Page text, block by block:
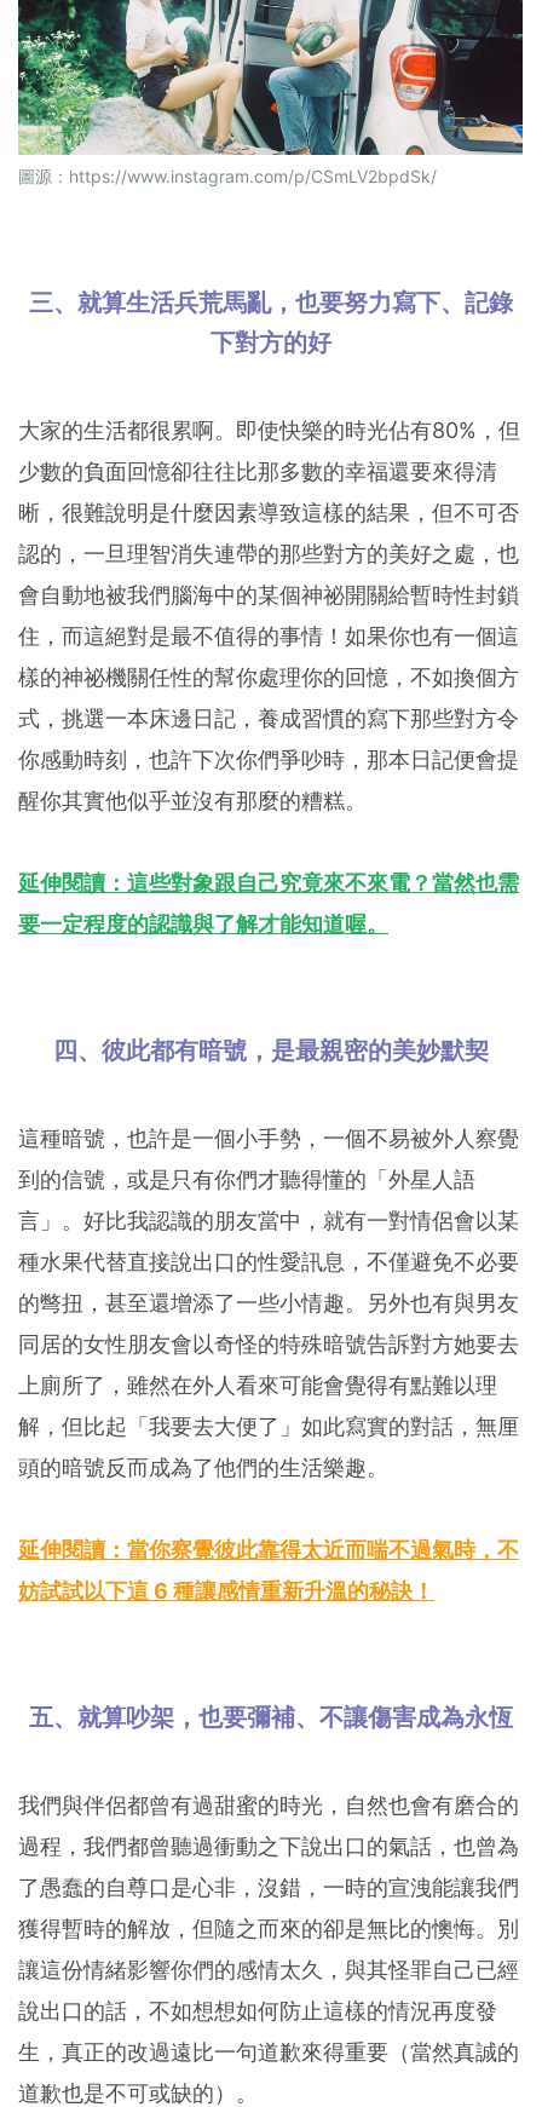
圖源： https://www.instagram.com/p/CSmLV2bpdSk/
三、就算生活兵荒馬亂，也要努力寫下、記錄
下對方的好
大家的生活都很累啊。即使快樂的時光佔有80%，但
少數的負面回憶卻往往比那多數的幸福還要來得清
晰，很難說明是什麼因素導致這樣的結果，但不可否
認的，一旦理智消失連帶的那些對方的美好之處，也
會自動地被我們腦海中的某個神祕開關給暫時性封鎖
住，而這絕對是最不值得的事情！如果你也有一個這
樣的神祕機關任性的幫你處理你的回憶，不如換個方
式，挑選一本床邊日記，養成習慣的寫下那些對方令
你感動時刻，也許下次你們爭吵時，那本日記便會提
醒你其實他似乎並沒有那麼的糟糕。
延伸閱讀：這些對象跟自己究竟來不來電？當然也需
要一定程度的認識與了解才能知道喔。
四、彼此都有暗號，是最親密的美妙默契
這種暗號，也許是一個小手勢，一個不易被外人察覺
到的信號，或是只有你們才聽得懂的「外星人語
言」。好比我認識的朋友當中，就有一對情侶會以某
種水果代替直接說出口的性愛訊息，不僅避免不必要
的彆扭，甚至還增添了一些小情趣。另外也有與男友
同居的女性朋友會以奇怪的特殊暗號告訴對方她要去
上廁所了，雖然在外人看來可能會覺得有點難以理
解，但比起「我要去大便了」如此寫實的對話，無厘
頭的暗號反而成為了他們的生活樂趣。
延伸閱讀：當你察覺彼此靠得太近而喘不過氣時，不
妨試試以下這 6 種讓感情重新升溫的秘訣！
五、就算吵架，也要彌補、不讓傷害成為永恆
我們與伴侶都曾有過甜蜜的時光，自然也會有磨合的
過程，我們都曾聽過衝動之下說出口的氣話，也曾為
了愚蠢的自尊口是心非，沒錯，一時的宣洩能讓我們
獲得暫時的解放，但隨之而來的卻是無比的懊悔。別
讓這份情緒影響你們的感情太久，與其怪罪自己已經
說出口的話，不如想想如何防止這樣的情況再度發
生，真正的改過遠比一句道歉來得重要（當然真誠的
道歉也是不可或缺的）。